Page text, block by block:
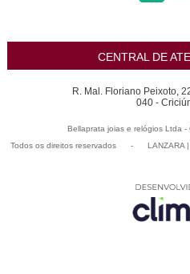
CENTRAL DE
R. Mal. Floriano Peixoto,
040 -
Bellaprata joias e relógios Ltda
Todos os direitos reservados
- LANZARA